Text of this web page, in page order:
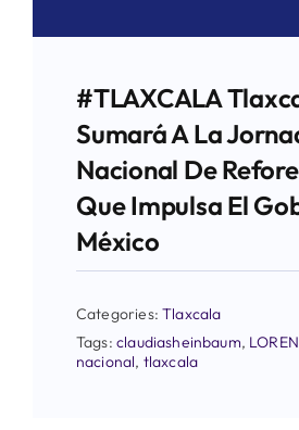
#TLAXCALA
Sumará A La
Nacional De
Que Impulsa El
México
Categories:Tlaxcala
Tags:claudiasheinbaum,
nacional, tlaxcala